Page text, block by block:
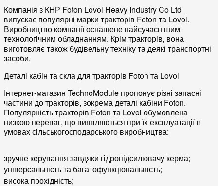
Компанія з КНР Foton Lovol Heavy Industry Co Ltd
випускає популярні марки тракторів Foton та Lovol.
Виробництво компанії оснащене найсучаснішим
технологічним обладнанням. Крім тракторів, вона
виготовляє також будівельну техніку та деякі транспортні
засоби.
Деталі кабін та скла для тракторів Foton та Lovol
Інтернет-магазин TechnoModule пропонує різні запасні
частини до тракторів, зокрема деталі кабіни Foton.
Популярність тракторів Foton та Lovol обумовлена
низкою переваг, що виявляються при їх експлуатації в
умовах сільськогосподарського виробництва:
зручне керування завдяки гідропідсилювачу керма;
універсальність та багатофункціональність;
висока прохідність;